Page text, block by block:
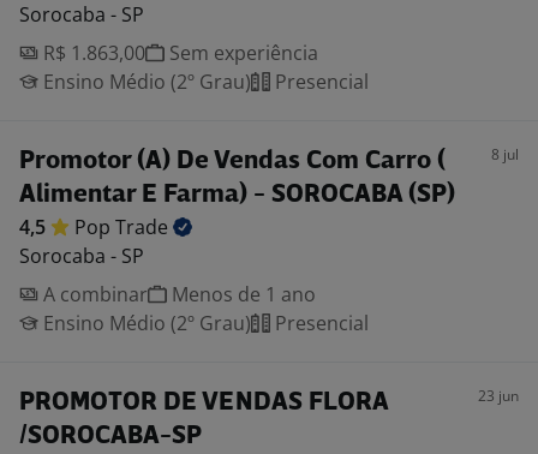
Sorocaba - SP
R$ 1.863,00
Sem experiência
Ensino Médio (2º Grau)
Presencial
Promotor (A) De Vendas Com Carro (
Alimentar E Farma) - SOROCABA (SP)
8 jul
4,5 Pop Trade
Sorocaba - SP
A combinar
Menos de 1 ano
Ensino Médio (2º Grau)
Presencial
PROMOTOR DE VENDAS FLORA
/SOROCABA-SP
23 jun